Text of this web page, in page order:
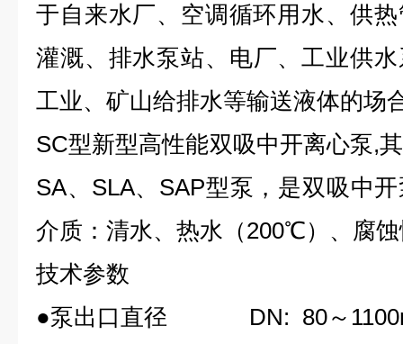
于自来水厂、空调循环用水、供
灌溉、 排水泵站、电厂、工业供
工业、矿山给排水等输送液体的场
SC型新型高性能双吸中开离心泵,
SA、SLA、SAP型泵，是双吸中
介质：清水、热水（200℃）、腐
技术参数
●泵出口直径 DN: 80～